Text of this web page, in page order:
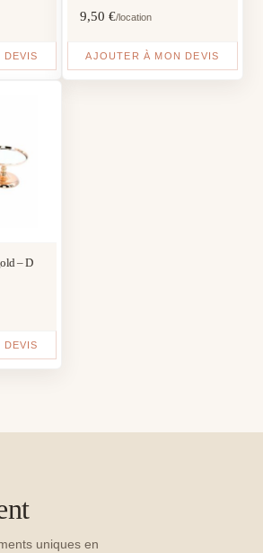
DEVIS
9,50 €/location
AJOUTER À MON DEVIS
– D
DEVIS
uniques en